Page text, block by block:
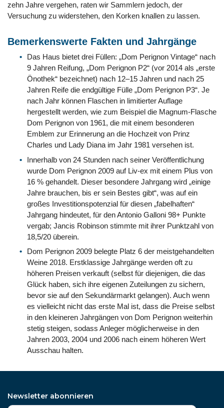
zehn Jahre vergehen, raten wir Sammlern jedoch, der
Versuchung zu widerstehen, den Korken knallen zu lassen.
Bemerkenswerte Fakten und Jahrgänge
Das Haus bietet drei Füllen: „Dom Perignon Vintage“ nach
9 Jahren Reifung, „Dom Perignon P2“ (vor 2014 als „erste
Önothek“ bezeichnet) nach 12–15 Jahren und nach 25
Jahren Reife die endgültige Fülle „Dom Perignon P3“. Je
nach Jahr können Flaschen in limitierter Auflage
hergestellt werden, wie zum Beispiel die Magnum-Flasche
Dom Perignon von 1961, die mit einem besonderen
Emblem zur Erinnerung an die Hochzeit von Prinz
Charles und Lady Diana im Jahr 1981 versehen ist.
Innerhalb von 24 Stunden nach seiner Veröffentlichung
wurde Dom Perignon 2009 auf Liv-ex mit einem Plus von
16 % gehandelt. Dieser besondere Jahrgang wird „einige
Jahre brauchen, bis er sein Bestes gibt“, was auf ein
großes Investitionspotenzial für diesen „fabelhaften“
Jahrgang hindeutet, für den Antonio Galloni 98+ Punkte
vergab; Jancis Robinson stimmte mit ihrer Punktzahl von
18,5/20 überein.
Dom Perignon 2009 belegte Platz 6 der meistgehandelten
Weine 2018. Erstklassige Jahrgänge werden oft zu
höheren Preisen verkauft (selbst für diejenigen, die das
Glück haben, sich ihre eigenen Zuteilungen zu sichern,
bevor sie auf den Sekundärmarkt gelangen). Auch wenn
es vielleicht nicht das erste Mal ist, dass die Preise selbst
in den kleineren Jahrgängen von Dom Perignon weiterhin
stetig steigen, sodass Anleger möglicherweise in den
Jahren 2003, 2004 und 2006 nach einem höheren Wert
Ausschau halten.
Newsletter abonnieren